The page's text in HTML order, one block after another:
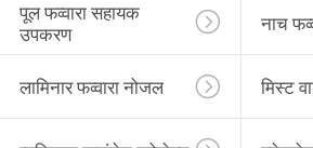
पूल फव्वारा सहायक
उपकरण
नाच
लामिनार फव्वारा नोजल मिस्ट